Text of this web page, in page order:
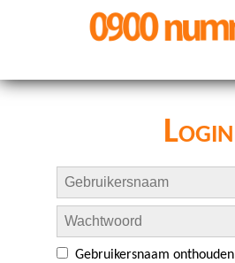
Login
Gebruikersnaam onthouden